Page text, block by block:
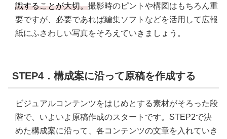
識することが大切。撮影時のピントや構図はもちろん重
要ですが、必要であれば編集ソフトなどを活用して広報
紙にふさわしい写真をそろえていきましょう。
STEP4．構成案に沿って原稿を作成する
ビジュアルコンテンツをはじめとする素材がそろった段
階で、いよいよ原稿作成のスタートです。STEP2で決
めた構成案に沿って、各コンテンツの文章を入れていき